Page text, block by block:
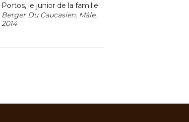
Portos, le junior de la famille
Berger Du Caucasien, Mâle,
2014